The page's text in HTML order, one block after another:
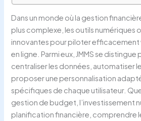
Dans un monde où la gestion
plus complexe, les outils numériques
innovantes pour piloter efficacement
en ligne. Parmi eux, JMMS se distingue
centraliser les données, automatiser
proposer une personnalisation
spécifiques de chaque utilisateur.
gestion de budget, l’investissement
planification financière, comprendre